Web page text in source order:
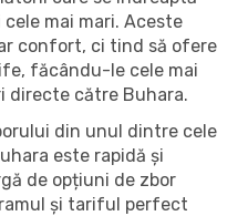
mai mari. Aceste
confort, ci tind să ofere
făcându-le cele mai
directe către Buhara.
din unul dintre cele
este rapidă și
de opțiuni de zbor
și tariful perfect